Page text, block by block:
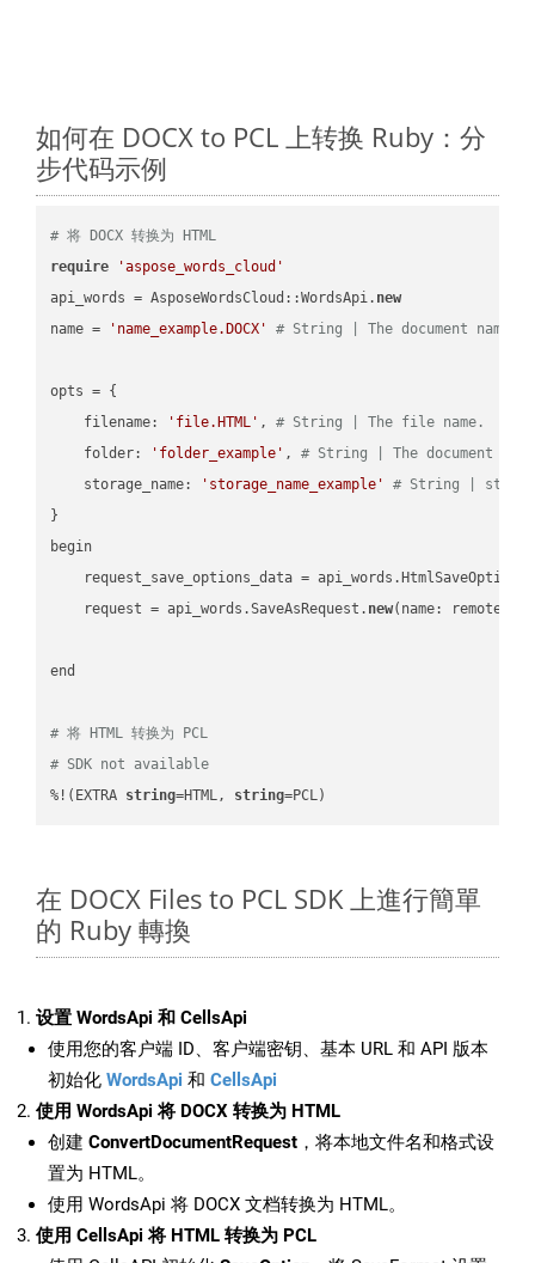
如何在 DOCX to PCL 上转换 Ruby：分
步代码示例
# 将 DOCX 转换为 HTML
require
'aspose_words_cloud'
api_words = AsposeWordsCloud::WordsApi. new
name =
'name_example.DOCX' # String | The document name.
opts = {
    filename:
'file.HTML' , # String | The file name.
    folder:
'folder_example' , # String | The document
    storage_name:
'storage_name_example'
# String |
}
begin
request_save_options_data =
    request = api_words.SaveAsRequest.
new(name:
end
# 将 HTML 转换为 PCL
# SDK not available
%!(EXTRA string=HTML, string=PCL)
在 DOCX Files to PCL SDK 上進行簡單
的 Ruby 轉換
设置 WordsApi 和 CellsApi
使用您的客户端 ID、客户端密钥、基本 URL 和 API 版本
初始化 WordsApi 和 CellsApi
使用 WordsApi 将 DOCX 转换为 HTML
创建 ConvertDocumentRequest ，将本地文件名和格式设
置为 HTML。
使用 WordsApi 将 DOCX 文档转换为 HTML。
使用 CellsApi 将 HTML 转换为 PCL